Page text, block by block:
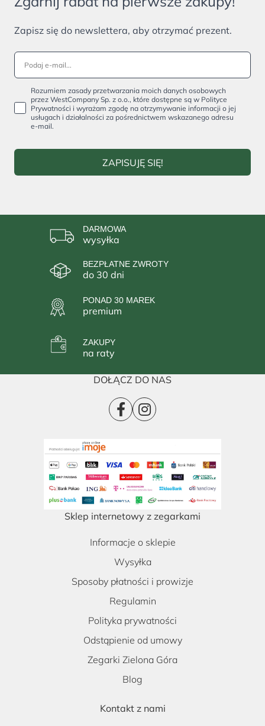
Zapisz się do newslettera, aby otrzymać prezent.
Rozumiem zasady przetwarzania moich danych osobowych
przez WestCompany Sp. z o.o., które dostępne są w Polityce
Prywatności i wyrażam zgodę na otrzymywanie informacji o jej
usługach i działalności za pośrednictwem wskazanego adresu
e-mail.
ZAPISUJĘ SIĘ!
DARMOWA
wysyłka
BEZPŁATNE ZWROTY
do 30 dni
PONAD 30 MAREK
premium
ZAKUPY
na raty
DOŁĄCZ DO NAS
Sklep internetowy z zegarkami
Informacje o sklepie
Wysyłka
Sposoby płatności i prowizje
Regulamin
Polityka prywatności
Odstąpienie od umowy
Zegarki Zielona Góra
Blog
Kontakt z nami